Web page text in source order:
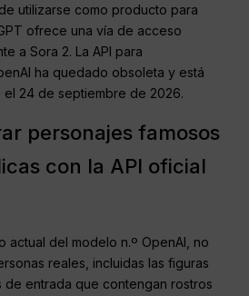
utilizarse como producto para
ofrece una vía de acceso
a Sora 2. La API para
ha quedado obsoleta y está
24 de septiembre de 2026.
personajes famosos
con la API oficial
actual del modelo n.º OpenAI, no
reales, incluidas las figuras
de entrada que contengan rostros